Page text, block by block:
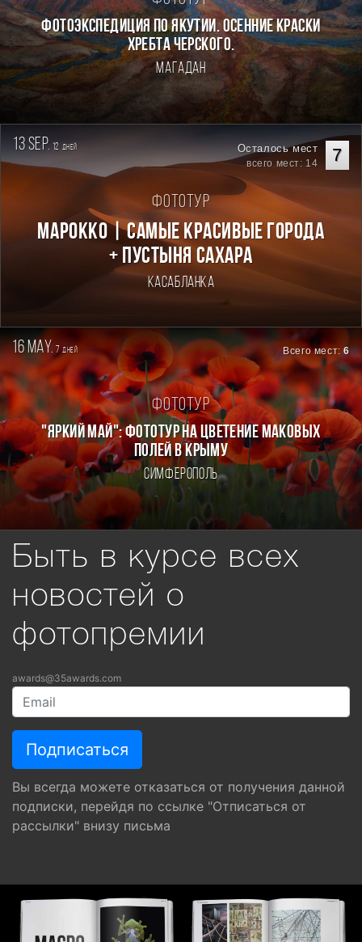
ФОТОЭКСПЕДИЦИЯ ПО ЯКУТИИ. ОСЕННИЕ КРАСКИ
ХРЕБТА ЧЕРСКОГО.
Магадан
13 sep. 12 дней 7
Осталось мест
всего мест: 14
Фототур
Марокко | Самые красивые города
+ пустыня Сахара
Касабланка
16 may. 7дней Всего мест:6
Фототур
"ЯРКИЙ МАЙ": ФОТОТУР НА ЦВЕТЕНИЕ МАКОВЫХ
ПОЛЕЙ В КРЫМУ
Симферополь
Быть в курсе всех
новостей о
фотопремии
awards@35awards.com
Вы всегда можете отказаться от получения данной
подписки, перейдя по ссылке "Отписаться от
рассылки" внизу письма